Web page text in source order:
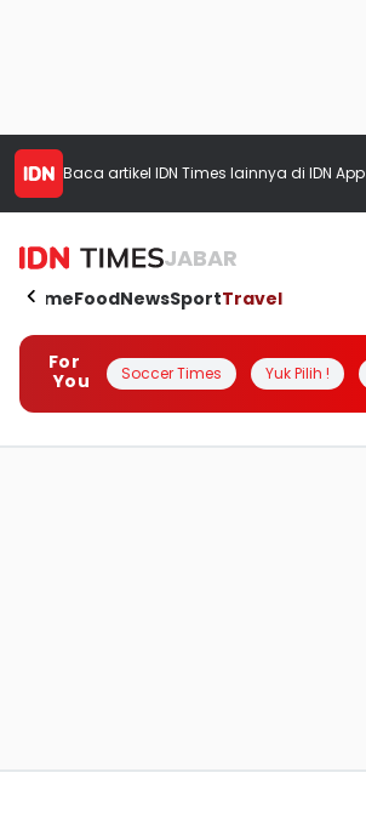
Baca artikel IDN Times lainnya di IDN App
JABAR
HomeFoodNewsSportTravel
For
You
Soccer Times Yuk Pilih !